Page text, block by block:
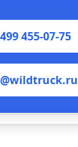
455-07-75